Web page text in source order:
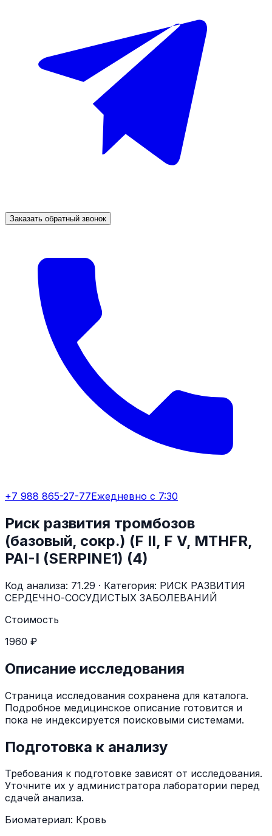
Заказать обратный звонок
+7 988 865-27-77Ежедневно с 7:30
Риск развития тромбозов
(базовый, сокр.) (F II, F V, MTHFR,
PAI-I (SERPINE1) (4)
Код анализа: 71.29 · Категория: РИСК РАЗВИТИЯ
СЕРДЕЧНО-СОСУДИСТЫХ ЗАБОЛЕВАНИЙ
Стоимость
1960 ₽
Описание исследования
Страница исследования сохранена для каталога.
Подробное медицинское описание готовится и
пока не индексируется поисковыми системами.
Подготовка к анализу
Требования к подготовке зависят от исследования.
Уточните их у администратора лаборатории перед
сдачей анализа.
Биоматериал: Кровь